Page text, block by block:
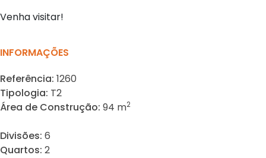
Venha visitar!
INFORMAÇÕES
Referência: 1260
Tipologia: T2
Área de Construção: 94 m2
Divisões: 6
Quartos: 2